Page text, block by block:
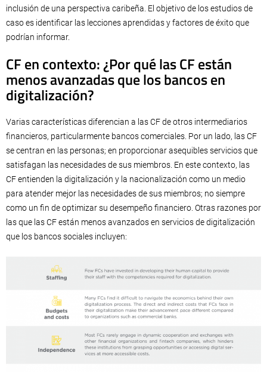
inclusión de una perspectiva caribeña. El objetivo de los estudios de
caso es identificar las lecciones aprendidas y factores de éxito que
podrían informar.
CF en contexto: ¿Por qué las CF están
menos avanzadas que los bancos en
digitalización?
Varias características diferencian a las CF de otros intermediarios
financieros, particularmente bancos comerciales. Por un lado, las CF
se centran en las personas; en proporcionar asequibles servicios que
satisfagan las necesidades de sus miembros. En este contexto, las
CF entienden la digitalización y la nacionalización como un medio
para atender mejor las necesidades de sus miembros; no siempre
como un fin de optimizar su desempeño financiero. Otras razones por
las que las CF están menos avanzados en servicios de digitalización
que los bancos sociales incluyen: